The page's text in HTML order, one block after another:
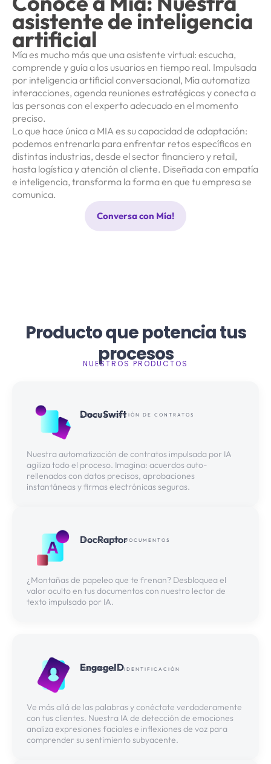
asistente de inteligencia
artificial
Mía es mucho más que una asistente virtual: escucha,
comprende y guía a los usuarios en tiempo real. Impulsada
por inteligencia artificial conversacional, Mía automatiza
interacciones, agenda reuniones estratégicas y conecta a
las personas con el experto adecuado en el momento
preciso.
Lo que hace única a MIA es su capacidad de adaptación:
podemos entrenarla para enfrentar retos específicos en
distintas industrias, desde el sector financiero y retail,
hasta logística y atención al cliente. Diseñada con empatía
e inteligencia, transforma la forma en que tu empresa se
comunica.
Conversa con Mía!
Producto que potencia tus
procesos
NUESTROS PRODUCTOS
DocuSwift
AUTOMATIZACIÓN DE CONTRATOS
Nuestra automatización de contratos impulsada por IA
agiliza todo el proceso. Imagina: acuerdos auto-
rellenados con datos precisos, aprobaciones
instantáneas y firmas electrónicas seguras.
DocRaptor
LECTURA DE DOCUMENTOS
¿Montañas de papeleo que te frenan? Desbloquea el
valor oculto en tus documentos con nuestro lector de
texto impulsado por IA.
EngageID
LECTURA DE IDENTIFICACIÓN
Ve más allá de las palabras y conéctate verdaderamente
con tus clientes. Nuestra IA de detección de emociones
analiza expresiones faciales e inflexiones de voz para
comprender su sentimiento subyacente.